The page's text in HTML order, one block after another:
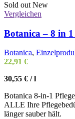
Sold out New
Vergleichen
Botanica – 8 in
Botanica,
22,91 €
30,55 € /l
Botanica 8-in-1
ALLE Ihre
länger sauber hält.